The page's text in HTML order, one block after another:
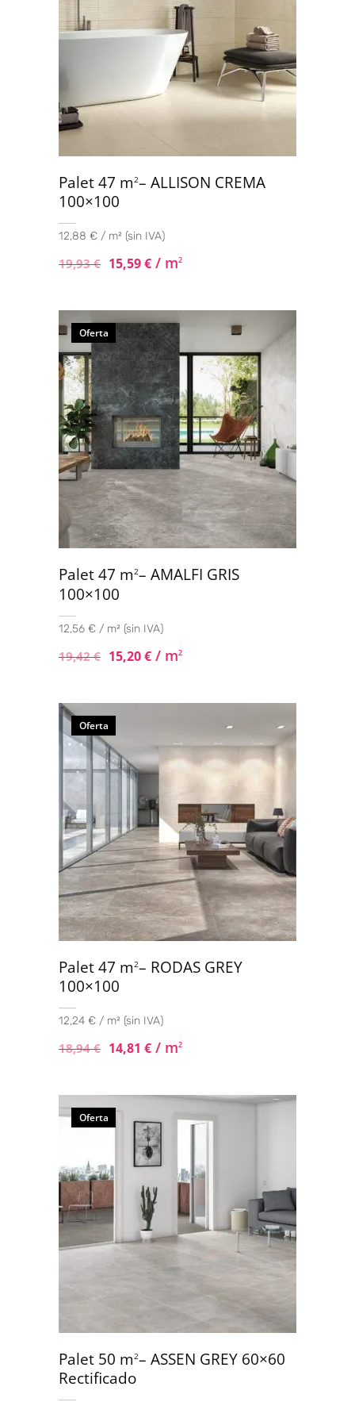
Palet 47 m2– ALLISON CREMA
100×100
12,88 € / m² (sin IVA)
19,93€ 15,59€ / m2
Oferta
Palet 47 m2– AMALFI GRIS
100×100
12,56 € / m² (sin IVA)
19,42€ 15,20€ / m2
Oferta
Palet 47 m2– RODAS GREY
100×100
12,24 € / m² (sin IVA)
18,94€ 14,81 € / m2
Oferta
Palet 50 m2– ASSEN GREY 60×60
Rectificado